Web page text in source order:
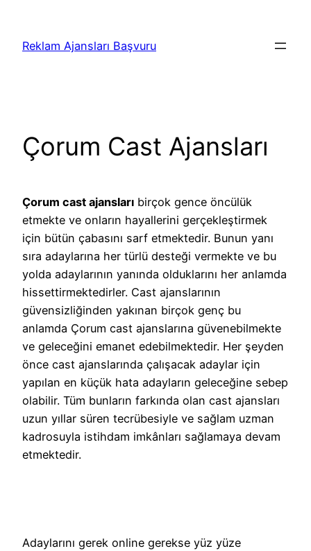
Reklam Ajansları Başvuru
Çorum Cast Ajansları
Çorum cast ajansları birçok gence öncülük
etmekte ve onların hayallerini gerçekleştirmek
için bütün çabasını sarf etmektedir. Bunun yanı
sıra adaylarına her türlü desteği vermekte ve bu
yolda adaylarının yanında olduklarını her anlamda
hissettirmektedirler. Cast ajanslarının
güvensizliğinden yakınan birçok genç bu
anlamda Çorum cast ajanslarına güvenebilmekte
ve geleceğini emanet edebilmektedir. Her şeyden
önce cast ajanslarında çalışacak adaylar için
yapılan en küçük hata adayların geleceğine sebep
olabilir. Tüm bunların farkında olan cast ajansları
uzun yıllar süren tecrübesiyle ve sağlam uzman
kadrosuyla istihdam imkânları sağlamaya devam
etmektedir.
Adaylarını gerek online gerekse yüz yüze